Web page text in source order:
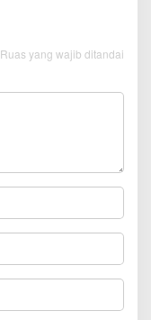
Ruas yang wajib ditandai